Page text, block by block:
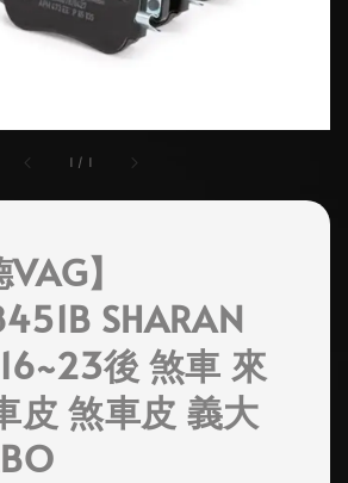
1 / 1
】
SHARAN
後 煞車 來
皮 煞車皮 義大